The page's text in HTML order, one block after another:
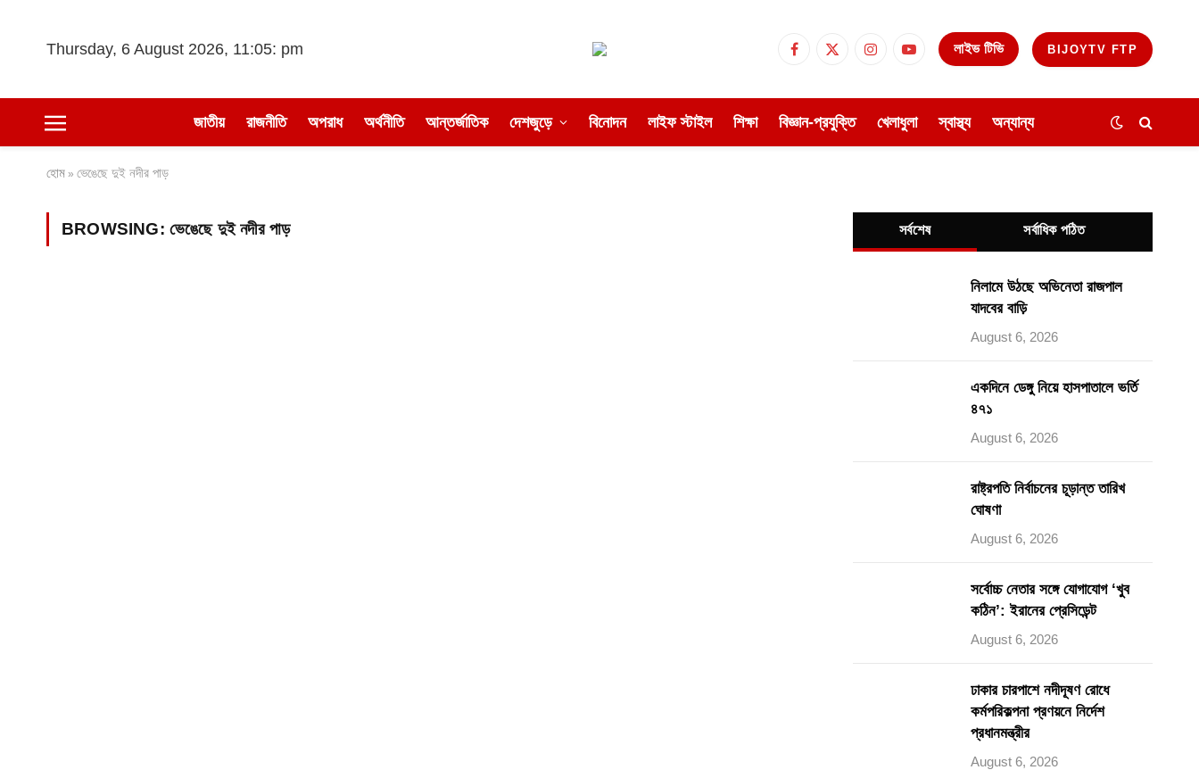
Thursday, 6 August 2026, 11:05: pm Facebook
X
InstagramYouTube
লাইভ টিভি BIJOYTV FTP
জাতীয় রাজনীতি অপরাধ অর্থনীতি আন্তর্জাতিক দেশজুড়ে বিনোদন লাইফ স্টাইল শিক্ষা বিজ্ঞান-প্রযুক্তি খেলাধুলা স্বাস্থ্য অন্যান্য
হোম » ভেঙেছে দুই নদীর পাড়
BROWSING: ভেঙেছে দুই নদীর পাড় সর্বশেষ সর্বাধিক পঠিত
নিলামে উঠছে অভিনেতা রাজপাল
যাদবের বাড়ি
August 6, 2026
একদিনে ডেঙ্গু নিয়ে হাসপাতালে ভর্তি
৪৭১
August 6, 2026
রাষ্ট্রপতি নির্বাচনের চূড়ান্ত তারিখ
ঘোষণা
August 6, 2026
সর্বোচ্চ নেতার সঙ্গে যোগাযোগ ‘খুব
কঠিন’: ইরানের প্রেসিডেন্ট
August 6, 2026
ঢাকার চারপাশে নদীদূষণ রোধে
কর্মপরিকল্পনা প্রণয়নে নির্দেশ
প্রধানমন্ত্রীর
August 6, 2026